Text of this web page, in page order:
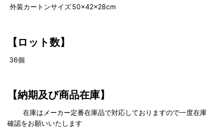
外装カートンサイズ50×42×28cm
【 ロット数】
36個
【納期及び商品在庫】
在庫はメーカー定番在庫品で対応しておりますので一度在庫
確認をお願いいたします